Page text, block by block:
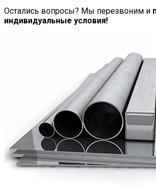
Остались вопросы? Мы перезвоним и
индивидуальные условия!